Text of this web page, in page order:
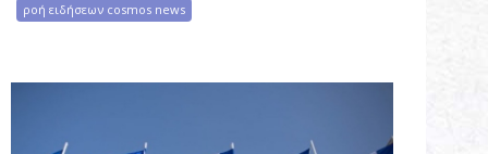
ροή ειδήσεων cosmos news